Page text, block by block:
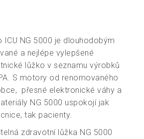
ICU NG 5000 je dlouhodobým
a nejlépe vylepšené
lůžko v seznamu výrobků
S motory od renomovaného
přesné elektronické váhy a
NG 5000 uspokojí jak
tak pacienty.
zdravotní lůžka NG 5000